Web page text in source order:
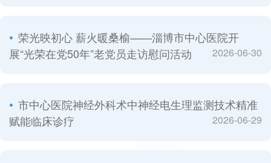
荣光映初心 薪火暖桑榆——淄博市中心医院开
展“光荣在党50年”老党员走访慰问活动
2026-06-30
市中心医院神经外科术中神经电生理监测技术精准
赋能临床诊疗
2026-06-29